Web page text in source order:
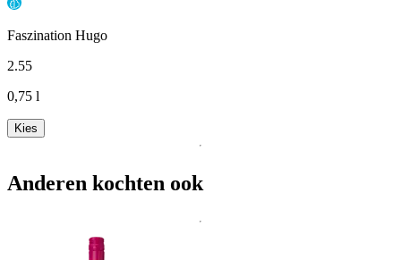
Faszination Hugo
2.55
0,75 l
Kies
Anderen kochten ook